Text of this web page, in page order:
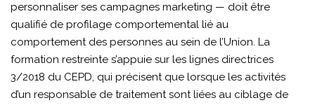
personnaliser ses campagnes marketing — doit être
qualifié de profilage comportemental lié au
comportement des personnes au sein de l’Union. La
formation restreinte s’appuie sur les lignes directrices
3/2018 du CEPD, qui précisent que lorsque les activités
d’un responsable de traitement sont liées au ciblage de